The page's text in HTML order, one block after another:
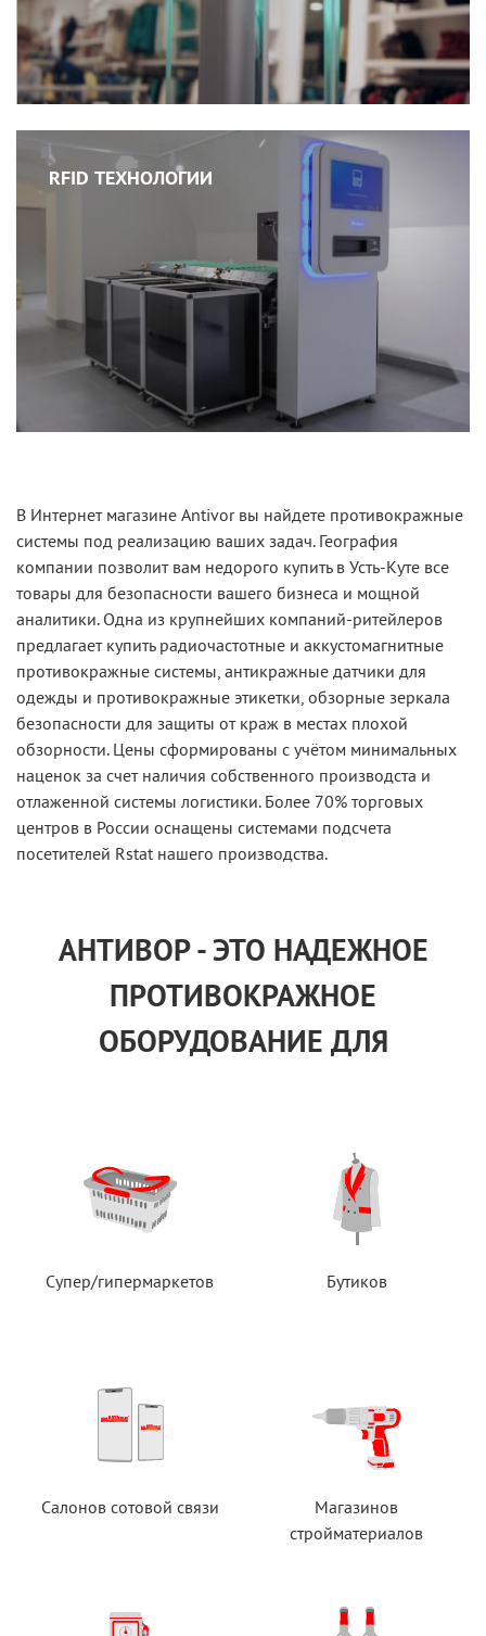
RFID ТЕХНОЛОГИИ
В Интернет магазине Antivor вы найдете противокражные
системы под реализацию ваших задач. География
компании позволит вам недорого купить в Усть-Куте все
товары для безопасности вашего бизнеса и мощной
аналитики. Одна из крупнейших компаний-ритейлеров
предлагает купить радиочастотные и аккустомагнитные
противокражные системы, антикражные датчики для
одежды и противокражные этикетки, обзорные зеркала
безопасности для защиты от краж в местах плохой
обзорности. Цены сформированы с учётом минимальных
наценок за счет наличия собственного производста и
отлаженной системы логистики. Более 70% торговых
центров в России оснащены системами подсчета
посетителей Rstat нашего производства.
АНТИВОР - ЭТО НАДЕЖНОЕ
ПРОТИВОКРАЖНОЕ
ОБОРУДОВАНИЕ ДЛЯ
Супер/гипермаркетов Бутиков
Салонов сотовой связи
Магазинов
стройматериалов